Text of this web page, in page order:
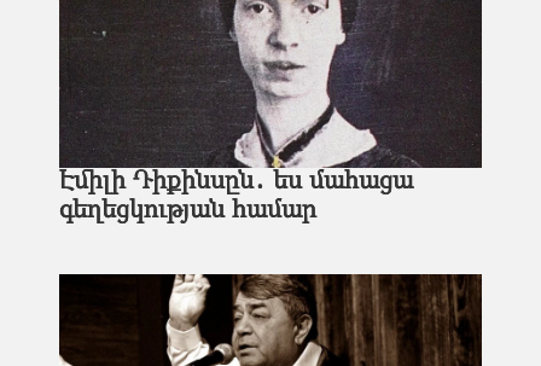
Էմիլի Դիքինսըն․ ես մահացա
գեղեցկության համար